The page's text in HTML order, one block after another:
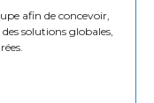
afin de concevoir,
solutions globales,